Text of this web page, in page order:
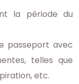
la période du
passeport avec
telles que
etc.